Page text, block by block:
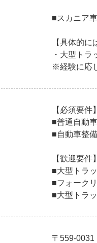
■スカニア
【具体的に
・大型ト
※経験に応
【必須要件】
■普通自動
■自動車整
【歓迎要件】
■大型トラ
■フォーク
■大型トラ
〒559-0031